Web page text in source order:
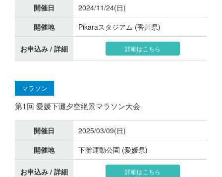
開催日
2024/11/24(日)
開催地
Pikaraスタジアム (香川県)
お申込み / 詳細 詳細はこちら
マラソン
第1回 愛媛下灘夕空絶景マラソン大会
開催日
2025/03/09(日)
開催地
下灘運動公園 (愛媛県)
お申込み / 詳細 詳細はこちら